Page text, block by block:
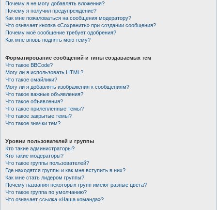
Почему я не могу добавлять вложения?
Почему я получил предупреждение?
Как мне пожаловаться на сообщения модератору?
Что означает кнопка «Сохранить» при создании сообщения?
Почему моё сообщение требует одобрения?
Как мне вновь поднять мою тему?
Форматирование сообщений и типы создаваемых тем
Что такое BBCode?
Могу ли я использовать HTML?
Что такое смайлики?
Могу ли я добавлять изображения к сообщениям?
Что такое важные объявления?
Что такое объявления?
Что такое прилепленные темы?
Что такое закрытые темы?
Что такое значки тем?
Уровни пользователей и группы
Кто такие администраторы?
Кто такие модераторы?
Что такое группы пользователей?
Где находятся группы и как мне вступить в них?
Как мне стать лидером группы?
Почему названия некоторых групп имеют разные цвета?
Что такое группа по умолчанию?
Что означает ссылка «Наша команда»?